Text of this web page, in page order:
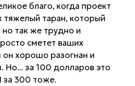
благо, когда проект
тяжелый таран, который
но так же трудно и
сметет ваших
он хорошо разогнан и
Но... за 100 долларов это
за 300 тоже.